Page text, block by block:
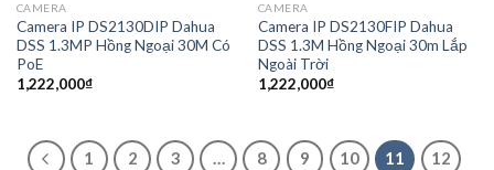
CAMERA
Camera IP DS2130DIP Dahua
DSS 1.3MP Hồng Ngoại 30M Có
PoE
1,222,000₫
CAMERA
Camera IP DS2130FIP Dahua
DSS 1.3M Hồng Ngoại 30m Lắp
Ngoài Trời
1,222,000₫
1 2 3 … 8 9 10 11
12